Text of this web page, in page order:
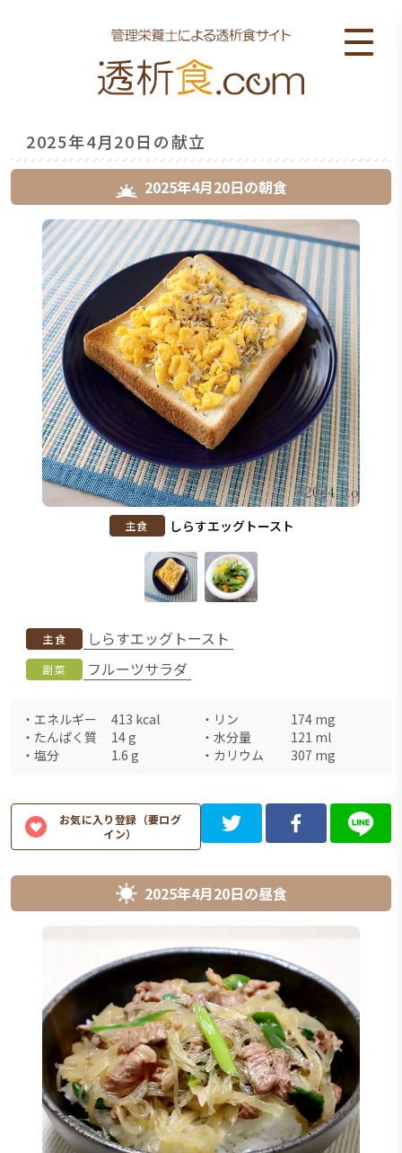
2025年4月20日の献立
2025年4月20日の朝食
主食 しらすエッグトースト
主食 しらすエッグトースト
副菜 フルーツサラダ
・ エネルギー 413 kcal ・ リン 174 mg
・ たんぱく質 14g ・ 水分量 121 ml
・ 塩分 1.6 g ・ カリウム 307 mg
お気に入り登録（要ログ
イン）
2025年4月20日の昼食